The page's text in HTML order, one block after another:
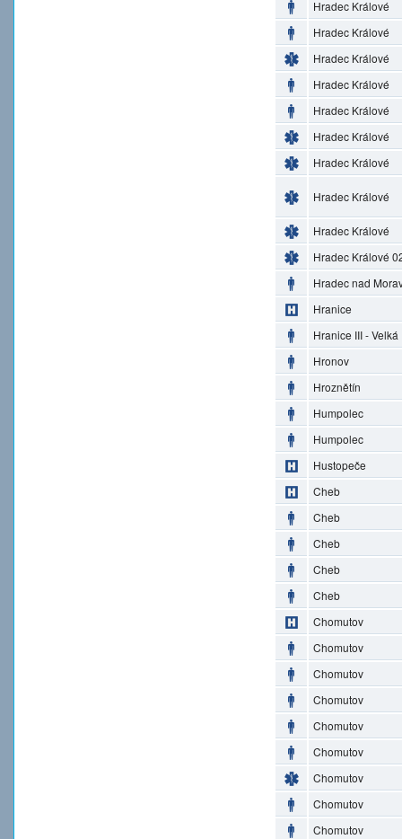
Hradec Králové
Hradec Králové
Hradec Králové
Hradec Králové
Hradec Králové
Hradec Králové
Hradec Králové
Hradec Králové
Hradec Králové
Hradec Králové
Hradec nad
Hranice
Hranice III - Velká
Hronov
Hroznětín
Humpolec
Humpolec
Hustopeče
Cheb
Cheb
Cheb
Cheb
Cheb
Chomutov
Chomutov
Chomutov
Chomutov
Chomutov
Chomutov
Chomutov
Chomutov
Chomutov